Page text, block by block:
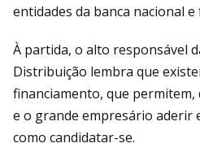
entidades da banca nacional
À partida, o alto responsável
Distribuição lembra que
financiamento, que permitem,
e o grande empresário aderir
como candidatar-se.